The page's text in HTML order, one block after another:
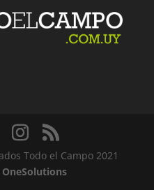
Todo el Campo 2021
OneSolutions